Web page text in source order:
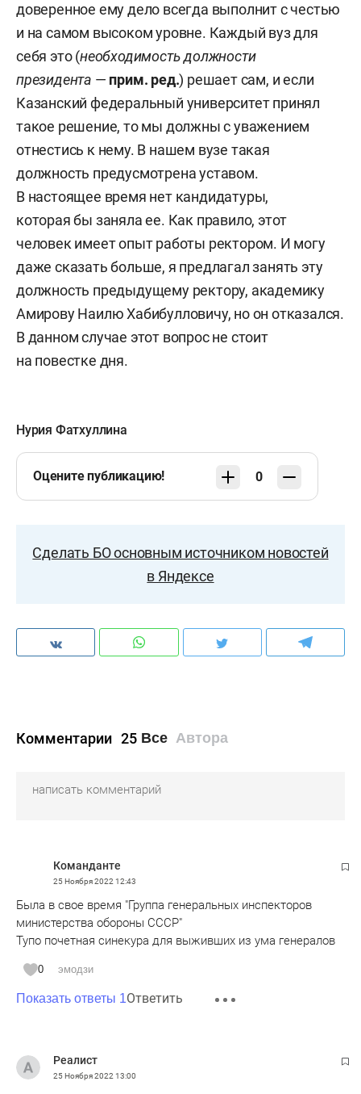
Государственные награды: медаль «В память
1000-летия Казани» (2005), почетное звание
«Заслуженный работник высшей школы
Российской Федерации» (2011), медаль
переписи населения 2010 года» (2012), лауреат
в области образования (2012).
доверенное ему дело всегда выполнит с честью
и на самом высоком уровне. Каждый вуз для
себя это (необходимость должности
президента — прим. ред.) решает сам, и если
Казанский федеральный университет принял
такое решение, то мы должны с уважением
отнестись к нему. В нашем вузе такая
должность предусмотрена уставом.
В настоящее время нет кандидатуры,
которая бы заняла ее. Как правило, этот
человек имеет опыт работы ректором. И могу
даже сказать больше, я предлагал занять эту
должность предыдущему ректору, академику
Амирову Наилю Хабибулловичу, но он отказался.
В данном случае этот вопрос не стоит
на повестке дня.
Нурия Фатхуллина
Оцените публикацию! 0
Сделать БО основным источником новостей
в Яндексе
Комментарии 25 Все Автора
Команданте
25 Ноября 2022 12:43
Была в свое время "Группа генеральных инспекторов
министерства обороны СССР"
Тупо почетная синекура для выживших из ума генералов
0 эмодзи
Показать ответы 1Ответить
Pеалист
25 Ноября 2022 13:00